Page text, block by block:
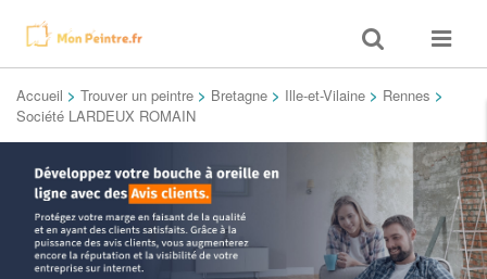
Toggle
search
Toggle
Accueil > Trouver un peintre > Bretagne > Ille-et-Vilaine > Rennes >
Société LARDEUX ROMAIN